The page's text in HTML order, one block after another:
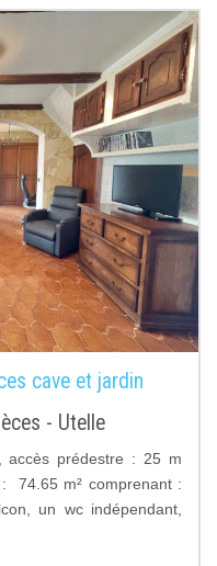
cave et jardin
- Utelle
accès prédestre : 25 m
74.65 m² comprenant :
un wc indépendant,